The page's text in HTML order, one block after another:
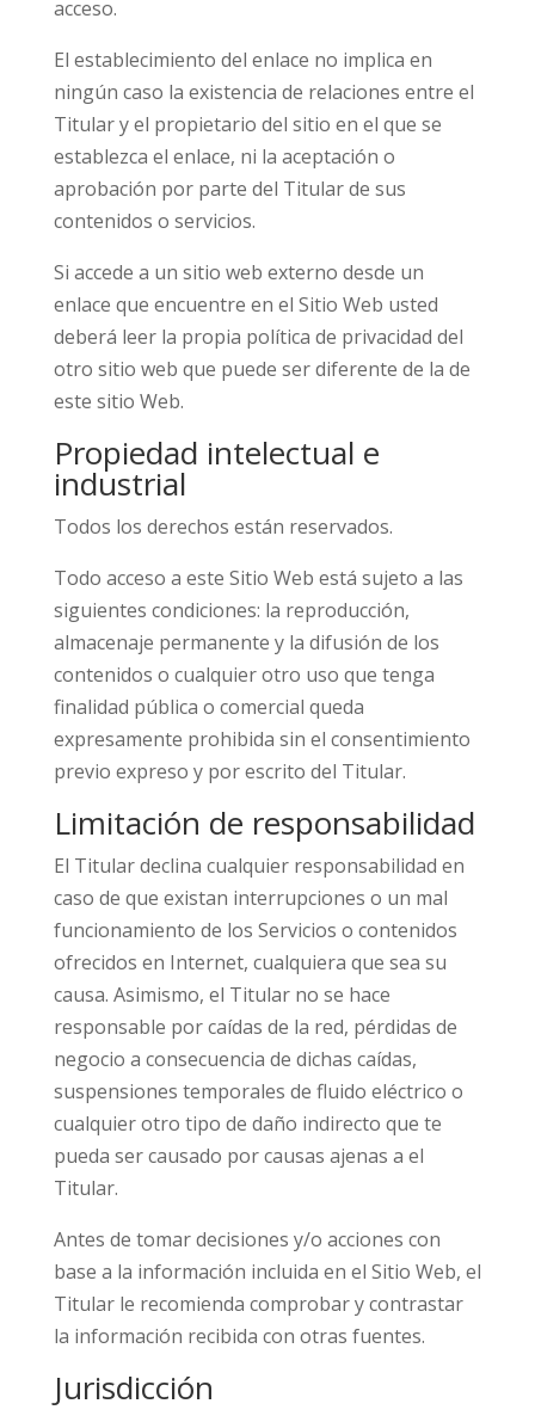
acceso.
El establecimiento del enlace no implica en
ningún caso la existencia de relaciones entre el
Titular y el propietario del sitio en el que se
establezca el enlace, ni la aceptación o
aprobación por parte del Titular de sus
contenidos o servicios.
Si accede a un sitio web externo desde un
enlace que encuentre en el Sitio Web usted
deberá leer la propia política de privacidad del
otro sitio web que puede ser diferente de la de
este sitio Web.
Propiedad intelectual e
industrial
Todos los derechos están reservados.
Todo acceso a este Sitio Web está sujeto a las
siguientes condiciones: la reproducción,
almacenaje permanente y la difusión de los
contenidos o cualquier otro uso que tenga
finalidad pública o comercial queda
expresamente prohibida sin el consentimiento
previo expreso y por escrito del Titular.
Limitación de responsabilidad
El Titular declina cualquier responsabilidad en
caso de que existan interrupciones o un mal
funcionamiento de los Servicios o contenidos
ofrecidos en Internet, cualquiera que sea su
causa. Asimismo, el Titular no se hace
responsable por caídas de la red, pérdidas de
negocio a consecuencia de dichas caídas,
suspensiones temporales de fluido eléctrico o
cualquier otro tipo de daño indirecto que te
pueda ser causado por causas ajenas a el
Titular.
Antes de tomar decisiones y/o acciones con
base a la información incluida en el Sitio Web, el
Titular le recomienda comprobar y contrastar
la información recibida con otras fuentes.
Jurisdicción